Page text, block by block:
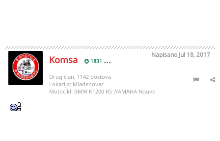
Komsa 1831
Napisano Jul 18, 2017
Drug član, 1142 postova
Lokacija: Mladenovac
Motocikl: BMW K1200 RS ;YAMAHA Nouvo